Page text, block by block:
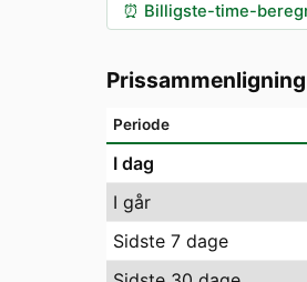
⏰ Billigste-time-
Prissammenligning
Periode
I dag
I går
Sidste 7 dage